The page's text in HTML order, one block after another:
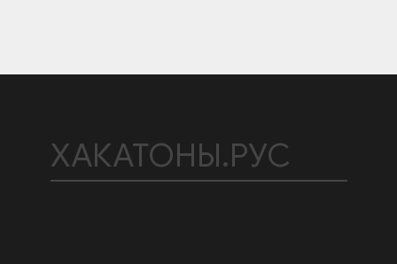
ХАКАТОНЫ.РУС